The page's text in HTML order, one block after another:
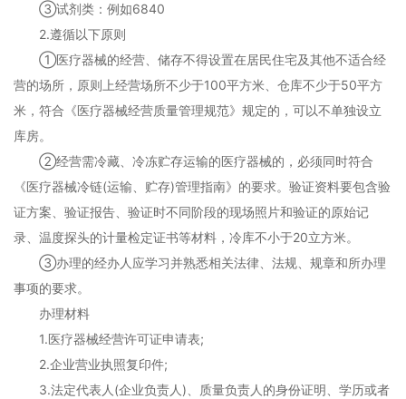
③试剂类：例如6840
2.遵循以下原则
①医疗器械的经营、储存不得设置在居民住宅及其他不适合经
营的场所，原则上经营场所不少于100平方米、仓库不少于50平方
米，符合《医疗器械经营质量管理规范》规定的，可以不单独设立
库房。
②经营需冷藏、冷冻贮存运输的医疗器械的，必须同时符合
《医疗器械冷链(运输、贮存)管理指南》的要求。验证资料要包含验
证方案、验证报告、验证时不同阶段的现场照片和验证的原始记
录、温度探头的计量检定证书等材料，冷库不小于20立方米。
③办理的经办人应学习并熟悉相关法律、法规、规章和所办理
事项的要求。
办理材料
1.医疗器械经营许可证申请表;
2.企业营业执照复印件;
3.法定代表人(企业负责人)、质量负责人的身份证明、学历或者